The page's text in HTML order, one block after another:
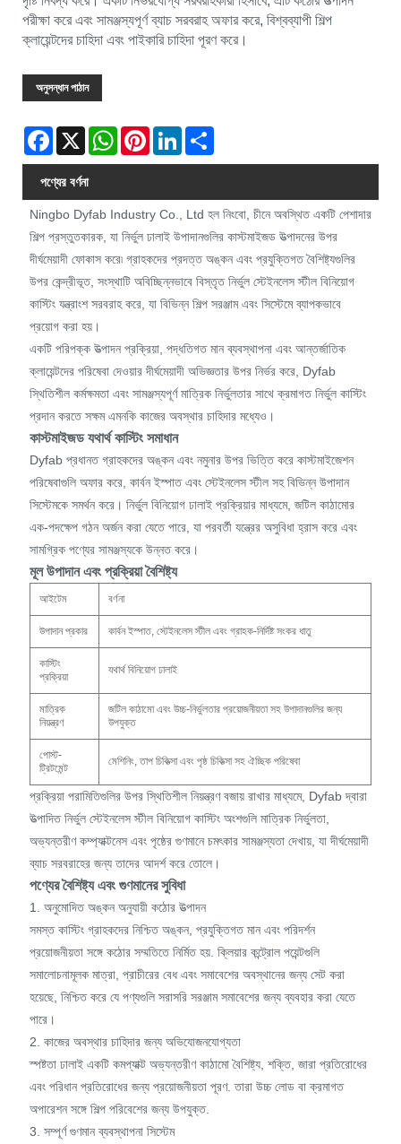
পরীক্ষা করে এবং সামঞ্জস্যপূর্ণ ব্যাচ সরবরাহ অফার করে, বিশ্বব্যাপী শিল্প
ক্লায়েন্টদের চাহিদা এবং পাইকারি চাহিদা পূরণ করে।
অনুসন্ধান পাঠান
Facebook
X WhatsAppPinterestLinkedIn
পণ্যের বর্ণনা
Ningbo Dyfab Industry Co., Ltd হল নিংবো, চীনে অবস্থিত একটি পেশাদার
শিল্প প্রস্তুতকারক, যা নির্ভুল ঢালাই উপাদানগুলির কাস্টমাইজড উত্পাদনের উপর
দীর্ঘমেয়াদী ফোকাস করে৷ গ্রাহকদের প্রদত্ত অঙ্কন এবং প্রযুক্তিগত বৈশিষ্ট্যগুলির
উপর কেন্দ্রীভূত, সংস্থাটি অবিচ্ছিন্নভাবে বিস্তৃত নির্ভুল স্টেইনলেস স্টীল বিনিয়োগ
কাস্টিং যন্ত্রাংশ সরবরাহ করে, যা বিভিন্ন শিল্প সরঞ্জাম এবং সিস্টেমে ব্যাপকভাবে
প্রয়োগ করা হয়।
একটি পরিপক্ক উত্পাদন প্রক্রিয়া, পদ্ধতিগত মান ব্যবস্থাপনা এবং আন্তর্জাতিক
ক্লায়েন্টদের পরিষেবা দেওয়ার দীর্ঘমেয়াদী অভিজ্ঞতার উপর নির্ভর করে, Dyfab
স্থিতিশীল কর্মক্ষমতা এবং সামঞ্জস্যপূর্ণ মাত্রিক নির্ভুলতার সাথে ক্রমাগত নির্ভুল কাস্টিং
প্রদান করতে সক্ষম এমনকি কাজের অবস্থার চাহিদার মধ্যেও।
কাস্টমাইজড যথার্থ কাস্টিং সমাধান
Dyfab প্রধানত গ্রাহকদের অঙ্কন এবং নমুনার উপর ভিত্তি করে কাস্টমাইজেশন
পরিষেবাগুলি অফার করে, কার্বন ইস্পাত এবং স্টেইনলেস স্টীল সহ বিভিন্ন উপাদান
সিস্টেমকে সমর্থন করে। নির্ভুল বিনিয়োগ ঢালাই প্রক্রিয়ার মাধ্যমে, জটিল কাঠামোর
এক-পদক্ষেপ গঠন অর্জন করা যেতে পারে, যা পরবর্তী যন্ত্রের অসুবিধা হ্রাস করে এবং
সামগ্রিক পণ্যের সামঞ্জস্যকে উন্নত করে।
মূল উপাদান এবং প্রক্রিয়া বৈশিষ্ট্য
আইটেম বর্ণনা
উপাদান প্রকার কার্বন ইস্পাত, স্টেইনলেস স্টীল এবং গ্রাহক-নির্দিষ্ট সংকর ধাতু
কাস্টিং
প্রক্রিয়া
যথার্থ বিনিয়োগ ঢালাই
মাত্রিক
নিয়ন্ত্রণ
জটিল কাঠামো এবং উচ্চ-নির্ভুলতার প্রয়োজনীয়তা সহ উপাদানগুলির জন্য
উপযুক্ত
পোস্ট-
ট্রিটমেন্ট
মেশিনিং, তাপ চিকিত্সা এবং পৃষ্ঠ চিকিত্সা সহ ঐচ্ছিক পরিষেবা
প্রক্রিয়া পরামিতিগুলির উপর স্থিতিশীল নিয়ন্ত্রণ বজায় রাখার মাধ্যমে, Dyfab দ্বারা
উত্পাদিত নির্ভুল স্টেইনলেস স্টীল বিনিয়োগ কাস্টিং অংশগুলি মাত্রিক নির্ভুলতা,
অভ্যন্তরীণ কম্প্যাক্টনেস এবং পৃষ্ঠের গুণমানে চমৎকার সামঞ্জস্যতা দেখায়, যা দীর্ঘমেয়াদী
ব্যাচ সরবরাহের জন্য তাদের আদর্শ করে তোলে।
পণ্যের বৈশিষ্ট্য এবং গুণমানের সুবিধা
1. অনুমোদিত অঙ্কন অনুযায়ী কঠোর উত্পাদন
সমস্ত কাস্টিং গ্রাহকদের নিশ্চিত অঙ্কন, প্রযুক্তিগত মান এবং পরিদর্শন
প্রয়োজনীয়তা সঙ্গে কঠোর সম্মতিতে নির্মিত হয়. ক্লিয়ার কন্ট্রোল পয়েন্টগুলি
সমালোচনামূলক মাত্রা, প্রাচীরের বেধ এবং সমাবেশের অবস্থানের জন্য সেট করা
হয়েছে, নিশ্চিত করে যে পণ্যগুলি সরাসরি সরঞ্জাম সমাবেশের জন্য ব্যবহার করা যেতে
পারে।
2. কাজের অবস্থার চাহিদার জন্য অভিযোজনযোগ্যতা
স্পষ্টতা ঢালাই একটি কমপ্যাক্ট অভ্যন্তরীণ কাঠামো বৈশিষ্ট্য, শক্তি, জারা প্রতিরোধের
এবং পরিধান প্রতিরোধের জন্য প্রয়োজনীয়তা পূরণ. তারা উচ্চ লোড বা ক্রমাগত
অপারেশন সঙ্গে শিল্প পরিবেশের জন্য উপযুক্ত.
3. সম্পূর্ণ গুণমান ব্যবস্থাপনা সিস্টেম